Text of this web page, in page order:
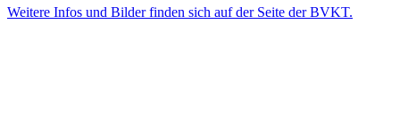
Weitere Infos und Bilder finden sich auf der Seite der BVKT.